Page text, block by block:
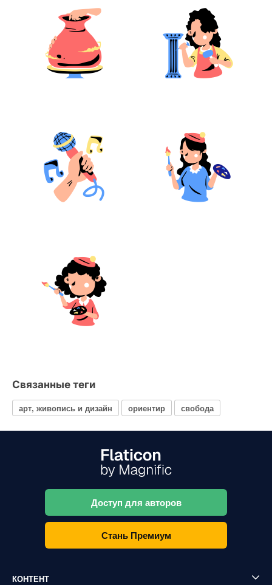
Связанные теги
арт, живопись и дизайн ориентир свобода
Доступ для авторов
Стань Премиум
КОНТЕНТ